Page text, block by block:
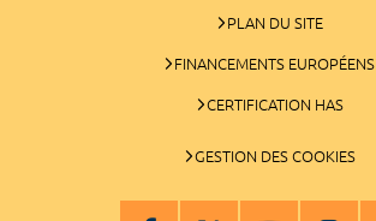
PLAN DU SITE
FINANCEMENTS EUROPÉENS
CERTIFICATION HAS
GESTION DES COOKIES